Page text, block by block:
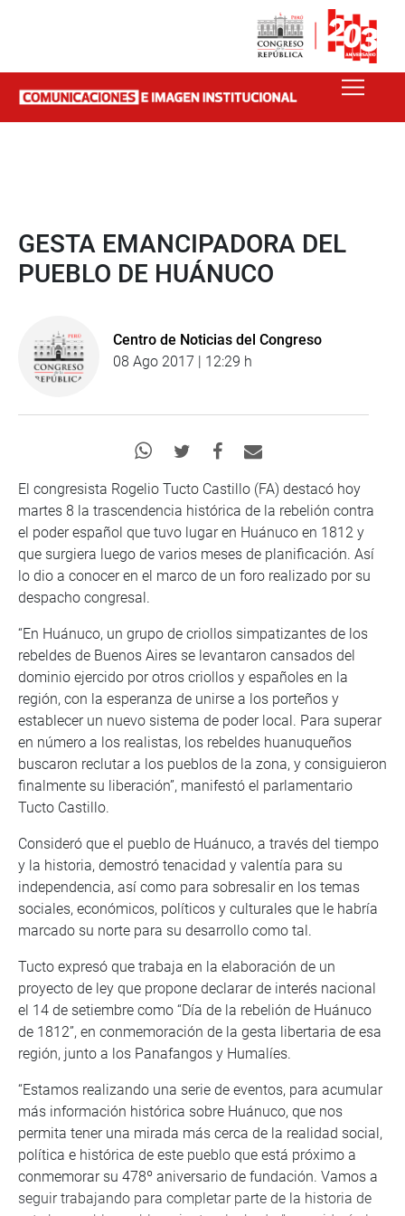
GESTA EMANCIPADORA DEL
PUEBLO DE HUÁNUCO
Centro de Noticias del Congreso
08 Ago 2017 | 12:29 h
El congresista Rogelio Tucto Castillo (FA) destacó hoy
martes 8 la trascendencia histórica de la rebelión contra
el poder español que tuvo lugar en Huánuco en 1812 y
que surgiera luego de varios meses de planificación. Así
lo dio a conocer en el marco de un foro realizado por su
despacho congresal.
“En Huánuco, un grupo de criollos simpatizantes de los
rebeldes de Buenos Aires se levantaron cansados del
dominio ejercido por otros criollos y españoles en la
región, con la esperanza de unirse a los porteños y
establecer un nuevo sistema de poder local. Para superar
en número a los realistas, los rebeldes huanuqueños
buscaron reclutar a los pueblos de la zona, y consiguieron
finalmente su liberación”, manifestó el parlamentario
Tucto Castillo.
Consideró que el pueblo de Huánuco, a través del tiempo
y la historia, demostró tenacidad y valentía para su
independencia, así como para sobresalir en los temas
sociales, económicos, políticos y culturales que le habría
marcado su norte para su desarrollo como tal.
Tucto expresó que trabaja en la elaboración de un
proyecto de ley que propone declarar de interés nacional
el 14 de setiembre como “Día de la rebelión de Huánuco
de 1812”, en conmemoración de la gesta libertaria de esa
región, junto a los Panafangos y Humalíes.
“Estamos realizando una serie de eventos, para acumular
más información histórica sobre Huánuco, que nos
permita tener una mirada más cerca de la realidad social,
política e histórica de este pueblo que está próximo a
conmemorar su 478º aniversario de fundación. Vamos a
seguir trabajando para completar parte de la historia de